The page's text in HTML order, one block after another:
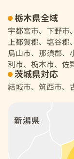
栃木県全域
宇都宮市、下野市
上都賀郡、塩谷郡
烏山市、那須郡、
利市、栃木市、佐
茨城県対応
結城市、筑西市、